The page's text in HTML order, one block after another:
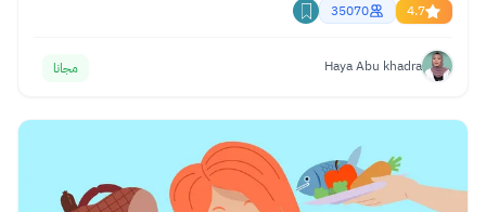
4.7
35070
Haya Abu khadra مجانا